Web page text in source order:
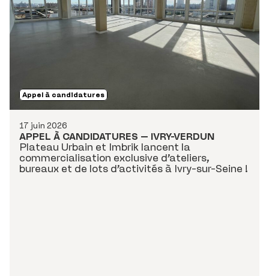
17 juin 2026
Appel à candidatures
APPEL À CANDIDATURES – IVRY-VERDUN
Plateau Urbain et Imbrik lancent la
commercialisation exclusive d’ateliers,
bureaux et de lots d’activités à Ivry-sur-Seine !